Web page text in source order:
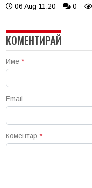
06 Aug 11:20 0
КОМЕНТИРАЙ
Име *
Email
Коментар *